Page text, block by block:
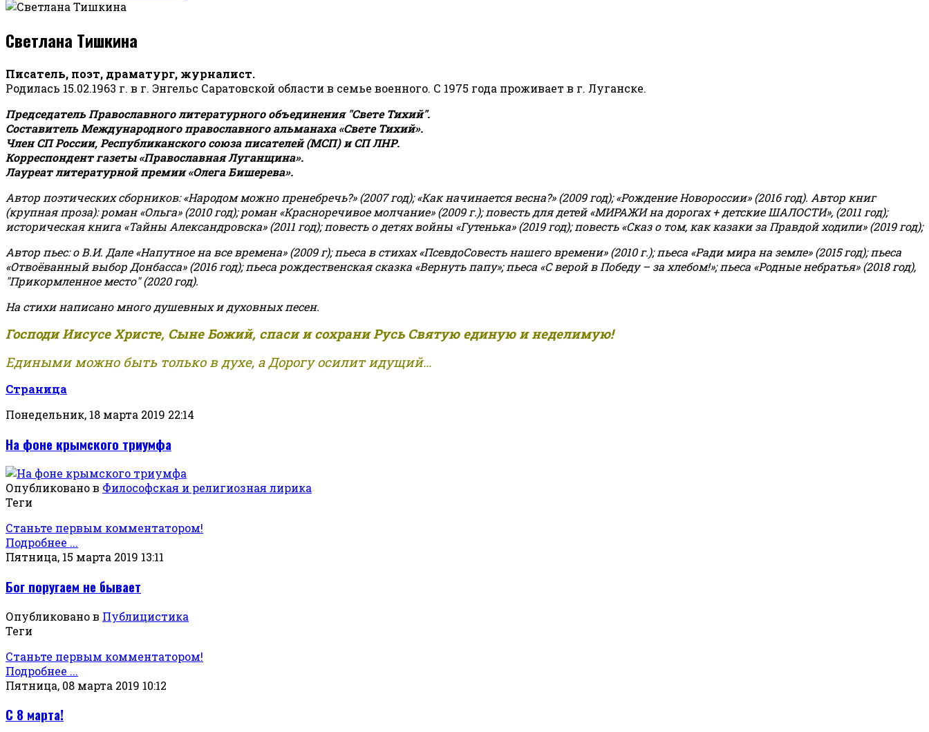
Светлана Тишкина
Писатель, поэт, драматург, журналист.
Родилась 15.02.1963 г. в г. Энгельс Саратовской области в семье военного. С 1975 года проживает в г. Луганске.
Председатель Православного литературного объединения "Свете Тихий".
Составитель Международного православного альманаха «Свете Тихий».
Член СП России, Республиканского союза писателей (МСП) и СП ЛНР.
Корреспондент газеты «Православная Луганщина».
Лауреат литературной премии «Олега Бишерева».
Автор поэтических сборников: «Народом можно пренебречь?» (2007 год); «Как начинается весна?» (2009 год); «Рождение Новороссии» (2016 год). Автор книг
(крупная проза): роман «Ольга» (2010 год); роман «Красноречивое молчание» (2009 г.); повесть для детей «МИРАЖИ на дорогах + детские ШАЛОСТИ», (2011 год);
историческая книга «Тайны Александровска» (2011 год); повесть о детях войны «Гутенька» (2019 год); повесть «Сказ о том, как казаки за Правдой ходили» (2019 год);
Автор пьес: о В.И. Дале «Напутное на все времена» (2009 г); пьеса в стихах «ПсевдоСовесть нашего времени» (2010 г.); пьеса «Ради мира на земле» (2015 год); пьеса
«Отвоёванный выбор Донбасса» (2016 год); пьеса рождественская сказка «Вернуть папу»; пьеса «С верой в Победу – за хлебом!»;пьеса «Родные небратья» (2018 год),
"Прикормленное место" (2020 год).
На стихи написано много душевных и духовных песен.
Господи Иисусе Христе, Сыне Божий, спаси и сохрани Русь Святую единую и неделимую!
Едиными можно быть только в духе, а Дорогу осилит идущий...
Страница
Понедельник, 18 марта 2019 22:14
На фоне крымского триумфа
Опубликовано в Философская и религиозная лирика
Теги
Станьте первым комментатором!
Подробнее ...
Пятница, 15 марта 2019 13:11
Бог поругаем не бывает
Опубликовано в Публицистика
Теги
Станьте первым комментатором!
Подробнее ...
Пятница, 08 марта 2019 10:12
С 8 марта!